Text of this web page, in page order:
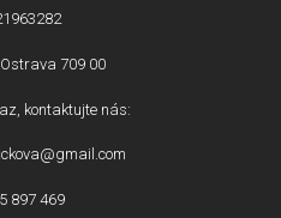
709 00
kontaktujte nás:
897 469